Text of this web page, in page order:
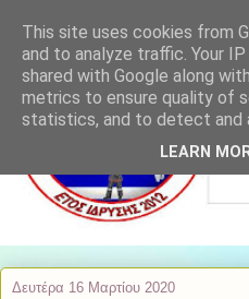
Δευτέρα 16 Μαρτίου 2020
This site uses cookies from
and to analyze traffic. Your
shared with Google along
metrics to ensure quality of
statistics, and to detect and
LEARN